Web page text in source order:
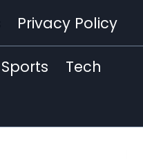
Privacy Policy
Sports Tech